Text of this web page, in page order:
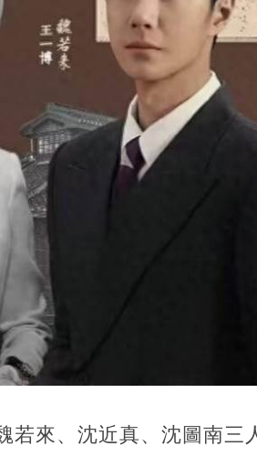
若來、沈近真、沈圖南三